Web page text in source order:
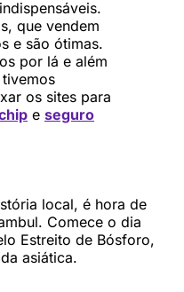
que vendem
e são ótimas.
por lá e além
os sites para
e seguro
local, é hora de
Comece o dia
Estreito de Bósforo,
asiática.